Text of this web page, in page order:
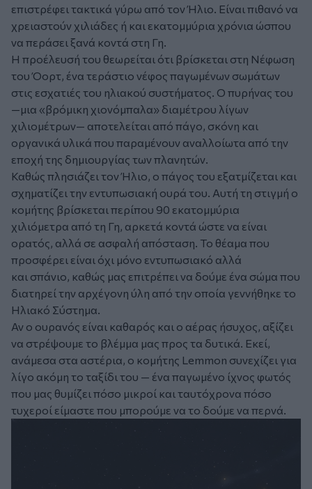
επιστρέφει τακτικά γύρω από τον Ήλιο. Είναι πιθανό να
χρειαστούν χιλιάδες ή και εκατομμύρια χρόνια ώσπου
να περάσει ξανά κοντά στη Γη.
Η προέλευσή του θεωρείται ότι βρίσκεται στη Νέφωση
του Όορτ, ένα τεράστιο νέφος παγωμένων σωμάτων
στις εσχατιές του ηλιακού συστήματος. Ο πυρήνας του
—μια «βρόμικη χιονόμπαλα» διαμέτρου λίγων
χιλιομέτρων— αποτελείται από πάγο, σκόνη και
οργανικά υλικά που παραμένουν αναλλοίωτα από την
εποχή της δημιουργίας των πλανητών.
Καθώς πλησιάζει τον Ήλιο, ο πάγος του εξατμίζεται και
σχηματίζει την εντυπωσιακή ουρά του. Αυτή τη στιγμή ο
κομήτης βρίσκεται περίπου 90 εκατομμύρια
χιλιόμετρα από τη Γη, αρκετά κοντά ώστε να είναι
ορατός, αλλά σε ασφαλή απόσταση. Το θέαμα που
προσφέρει είναι όχι μόνο εντυπωσιακό αλλά
και σπάνιο, καθώς μας επιτρέπει να δούμε ένα σώμα που
διατηρεί την αρχέγονη ύλη από την οποία γεννήθηκε το
Ηλιακό Σύστημα.
Αν ο ουρανός είναι καθαρός και ο αέρας ήσυχος, αξίζει
να στρέψουμε το βλέμμα μας προς τα δυτικά. Εκεί,
ανάμεσα στα αστέρια, ο κομήτης Lemmon συνεχίζει για
λίγο ακόμη το ταξίδι του — ένα παγωμένο ίχνος φωτός
που μας θυμίζει πόσο μικροί και ταυτόχρονα πόσο
τυχεροί είμαστε που μπορούμε να το δούμε να περνά.